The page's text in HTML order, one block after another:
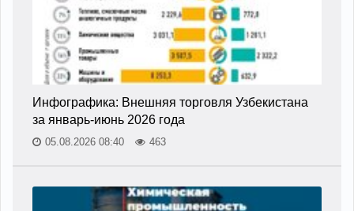
Инфографика: Внешняя торговля Узбекистана
за январь-июнь 2026 года
05.08.2026 08:40 463